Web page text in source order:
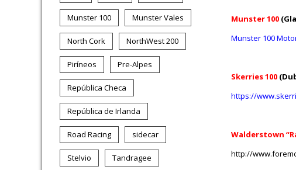
Munster 100 Munster Vales
North Cork NorthWest 200
Piríneos Pre-Alpes
República Checa
República de Irlanda
Road Racing sidecar
Stelvio Tandragee
Munster 100
Munster 100
Skerries 100
https://
Walderstown
http://